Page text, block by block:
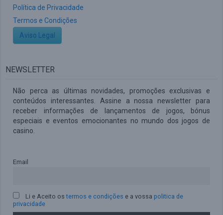
Política de Privacidade
Termos e Condições
Aviso Legal
NEWSLETTER
Não perca as últimas novidades, promoções exclusivas e
conteúdos interessantes. Assine a nossa newsletter para
receber informações de lançamentos de jogos, bónus
especiais e eventos emocionantes no mundo dos jogos de
casino.
Email
Li e Aceito ostermos e condições e a vossa politica de
privacidade